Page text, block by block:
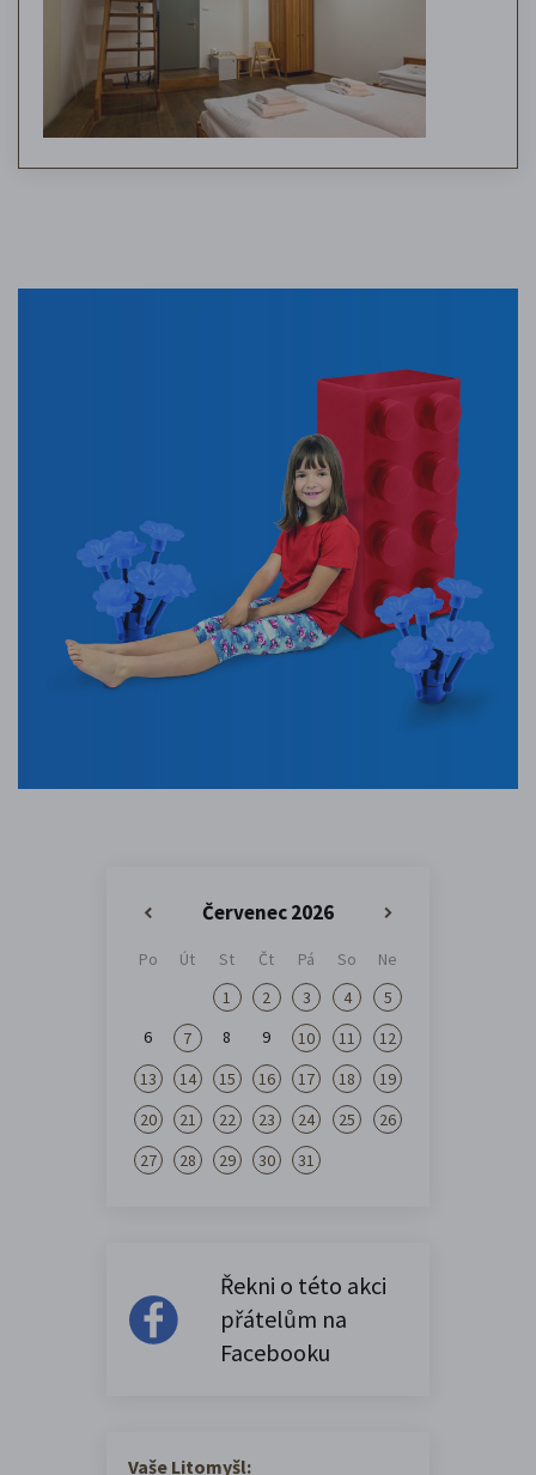
Červenec 2026
»
Po Út St Čt Pá So
Ne
1
2 3 4
5
6
7 8 9 10 11
12
13
14 15 16 17 18
19
20
21 22 23 24 25
26
27
28 29 30 31
Řekni o této akci
přátelům na
Facebooku
Vaše Litomyšl: